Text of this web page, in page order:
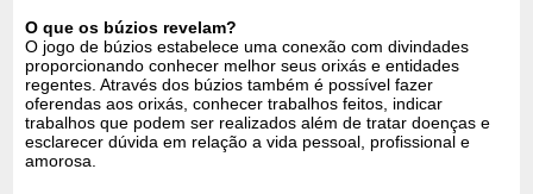
O que os búzios revelam?
O jogo de búzios estabelece uma conexão com divindades
proporcionando conhecer melhor seus orixás e entidades
regentes. Através dos búzios também é possível fazer
oferendas aos orixás, conhecer trabalhos feitos, indicar
trabalhos que podem ser realizados além de tratar doenças e
esclarecer dúvida em relação a vida pessoal, profissional e
amorosa.